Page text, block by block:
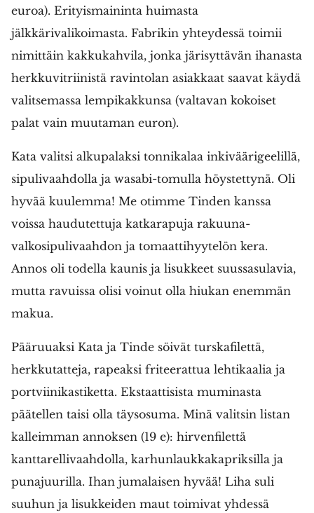
euroa). Erityismaininta huimasta
jälkkärivalikoimasta. Fabrikin yhteydessä toimii
nimittäin kakkukahvila, jonka järisyttävän ihanasta
herkkuvitriinistä ravintolan asiakkaat saavat käydä
valitsemassa lempikakkunsa (valtavan kokoiset
palat vain muutaman euron).
Kata valitsi alkupalaksi tonnikalaa inkiväärigeelillä,
sipulivaahdolla ja wasabi-tomulla höystettynä. Oli
hyvää kuulemma! Me otimme Tinden kanssa
voissa haudutettuja katkarapuja rakuuna-
valkosipulivaahdon ja tomaattihyytelön kera.
Annos oli todella kaunis ja lisukkeet suussasulavia,
mutta ravuissa olisi voinut olla hiukan enemmän
makua.
Pääruuaksi Kata ja Tinde söivät turskafilettä,
herkkutatteja, rapeaksi friteerattua lehtikaalia ja
portviinikastiketta. Ekstaattisista muminasta
päätellen taisi olla täysosuma. Minä valitsin listan
kalleimman annoksen (19 e): hirvenfilettä
kanttarellivaahdolla, karhunlaukkakapriksilla ja
punajuurilla. Ihan jumalaisen hyvää! Liha suli
suuhun ja lisukkeiden maut toimivat yhdessä